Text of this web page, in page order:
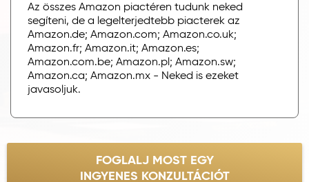
Az összes Amazon piactéren tudunk neked
segíteni, de a legelterjedtebb piacterek az
Amazon.de; Amazon.com; Amazon.co.uk;
Amazon.fr; Amazon.it; Amazon.es;
Amazon.com.be; Amazon.pl; Amazon.sw;
Amazon.ca; Amazon.mx - Neked is ezeket
javasoljuk.
FOGLALJ MOST EGY
INGYENES KONZULTÁCIÓT